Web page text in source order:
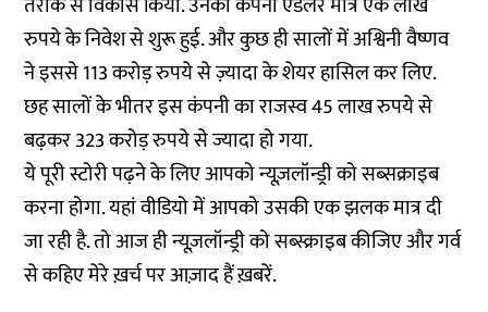
रुपये के निवेश से शुरू हुई. और कुछ ही सालों में अश्विनी वैष्णव
ने इससे 113 करोड़ रुपये से ज़्यादा के शेयर हासिल कर लिए.
छह सालों के भीतर इस कंपनी का राजस्व 45 लाख रुपये से
बढ़कर 323 करोड़ रुपये से ज्यादा हो गया.
येपूरी स्टोरीपढ़ने के लिए आपको न्यूज़लॉन्ड्री को सब्सक्राइब
करना होगा. यहां वीडियो में आपको उसकी एक झलक मात्र दी
जा रही है. तो आज ही न्यूज़लॉन्ड्री को सब्स्क्राइब कीजिए और गर्व
से कहिए मेरे ख़र्च पर आज़ाद हैं ख़बरें.